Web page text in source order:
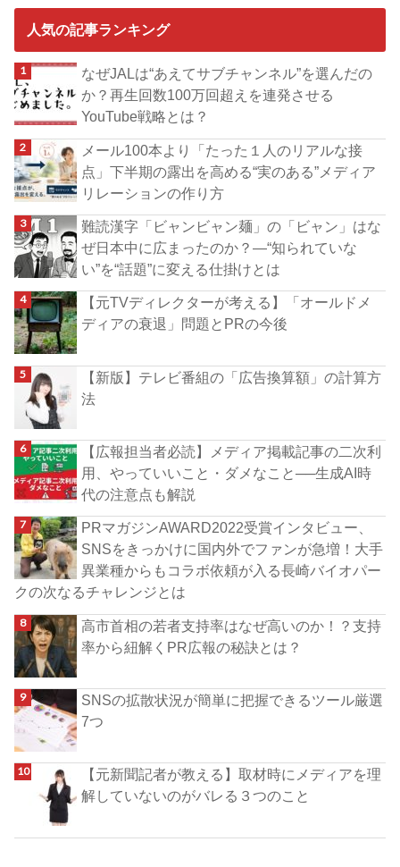
人気の記事ランキング
なぜJALは“あえてサブチャンネル”を選んだの
か？再生回数100万回超えを連発させる
YouTube戦略とは？
メール100本より「たった１人のリアルな接
点」下半期の露出を高める“実のある”メディア
リレーションの作り方
難読漢字「ビャンビャン麺」の「ビャン」はな
ぜ日本中に広まったのか？―“知られていな
い”を“話題”に変える仕掛けとは
【元TVディレクターが考える】「オールドメ
ディアの衰退」問題とPRの今後
【新版】テレビ番組の「広告換算額」の計算方
法
【広報担当者必読】メディア掲載記事の二次利
用、やっていいこと・ダメなこと──生成AI時
代の注意点も解説
PRマガジンAWARD2022受賞インタビュー、
SNSをきっかけに国内外でファンが急増！大手
異業種からもコラボ依頼が入る長崎バイオパー
クの次なるチャレンジとは
高市首相の若者支持率はなぜ高いのか！？支持
率から紐解くPR広報の秘訣とは？
SNSの拡散状況が簡単に把握できるツール厳選
7つ
【元新聞記者が教える】取材時にメディアを理
解していないのがバレる３つのこと